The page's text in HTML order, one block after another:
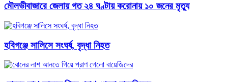
মৌলভীবাজারে জেলায় গত ২৪ ঘণ্টায় করোনায় ১০ জনের মৃত্যু
হবিগঞ্জে সালিসে সংঘর্ষ, বৃদ্ধা নিহত